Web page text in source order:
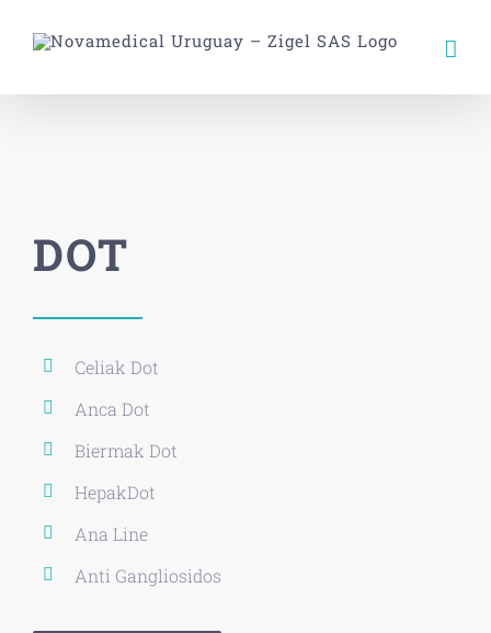
content
DOT
Celiak Dot
Anca Dot
Biermak Dot
HepakDot
Ana Line
Anti Gangliosidos